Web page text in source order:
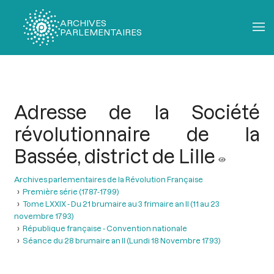
ARCHIVES
PARLEMENTAIRES
Adresse de la Société
révolutionnaire de la
Bassée, district de Lille
Archives parlementaires de la Révolution Française
Première série (1787-1799)
Tome LXXIX - Du 21 brumaire au 3 frimaire an II (11 au 23
novembre 1793)
République française - Convention nationale
Séance du 28 brumaire an II (Lundi 18 Novembre 1793)